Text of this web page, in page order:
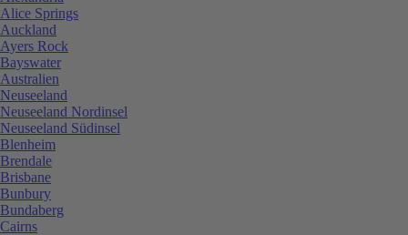
Alice Springs
Auckland
Ayers Rock
Bayswater
Australien
Neuseeland
Neuseeland Nordinsel
Neuseeland Südinsel
Blenheim
Brendale
Brisbane
Bunbury
Bundaberg
Cairns